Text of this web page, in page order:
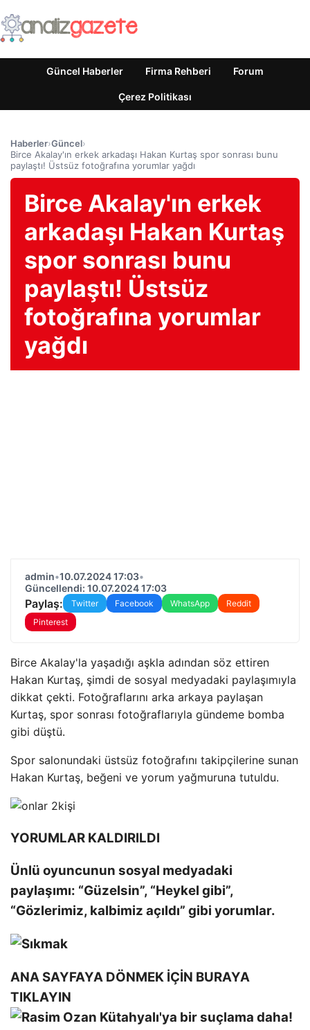
Güncel Haberler Firma Rehberi Forum
Çerez Politikası
Haberler›Güncel›
Birce Akalay'ın erkek arkadaşı Hakan Kurtaş spor sonrası bunu
paylaştı! Üstsüz fotoğrafına yorumlar yağdı
Birce Akalay'ın erkek
arkadaşı Hakan Kurtaş
spor sonrası bunu
paylaştı! Üstsüz
fotoğrafına yorumlar
yağdı
admin•10.07.2024 17:03•
Güncellendi: 10.07.2024 17:03
Paylaş: Twitter Facebook WhatsApp
Reddit
Pinterest
Birce Akalay'la yaşadığı aşkla adından söz ettiren
Hakan Kurtaş, şimdi de sosyal medyadaki paylaşımıyla
dikkat çekti. Fotoğraflarını arka arkaya paylaşan
Kurtaş, spor sonrası fotoğraflarıyla gündeme bomba
gibi düştü.
Spor salonundaki üstsüz fotoğrafını takipçilerine sunan
Hakan Kurtaş, beğeni ve yorum yağmuruna tutuldu.
YORUMLAR KALDIRILDI
Ünlü oyuncunun sosyal medyadaki
paylaşımı: “Güzelsin”, “Heykel gibi”,
“Gözlerimiz, kalbimiz açıldı” gibi yorumlar.
ANA SAYFAYA DÖNMEK İÇİN BURAYA
TIKLAYIN